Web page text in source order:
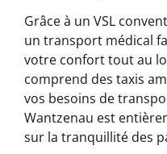
Grâce à un VSL
un transport médical
votre confort tout au
comprend des taxis
vos besoins de
Wantzenau est
sur la tranquillité des